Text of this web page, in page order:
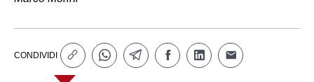
CONDIVIDI